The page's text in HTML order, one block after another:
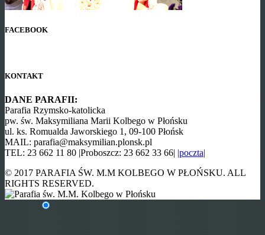
FACEBOOK
KONTAKT
DANE PARAFII:
Parafia Rzymsko-katolicka
pw. św. Maksymiliana Marii Kolbego w Płońsku
ul. ks. Romualda Jaworskiego 1, 09-100 Płońsk
MAIL: parafia@maksymilian.plonsk.pl
TEL: 23 662 11 80 |Proboszcz: 23 662 33 66| |poczta|
© 2017 PARAFIA ŚW. M.M KOLBEGO W PŁOŃSKU. ALL
RIGHTS RESERVED.